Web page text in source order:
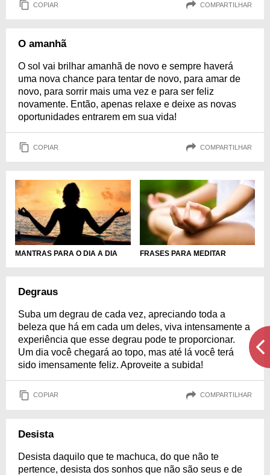
COPIAR COMPARTILHAR
O amanhã
O sol vai brilhar amanhã de novo e sempre haverá
uma nova chance para tentar de novo, para amar de
novo, para sorrir mais uma vez e para ser feliz
novamente. Então, apenas relaxe e deixe as novas
oportunidades entrarem em sua vida!
COPIAR COMPARTILHAR
MANTRAS PARA O DIA A DIA FRASES PARA MEDITAR
Degraus
Suba um degrau de cada vez, apreciando toda a
beleza que há em cada um deles, viva intensamente a
experiência que esse degrau pode te proporcionar.
Um dia você chegará ao topo, mas até lá você terá
sido imensamente feliz. Aproveite a subida!
COPIAR COMPARTILHAR
Desista
Desista daquilo que te machuca, do que não te
pertence, desista dos sonhos que não são seus e de